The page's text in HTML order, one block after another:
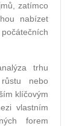
zatímco
nabízet
trhu
nebo
klíčovým
vlastním
forem